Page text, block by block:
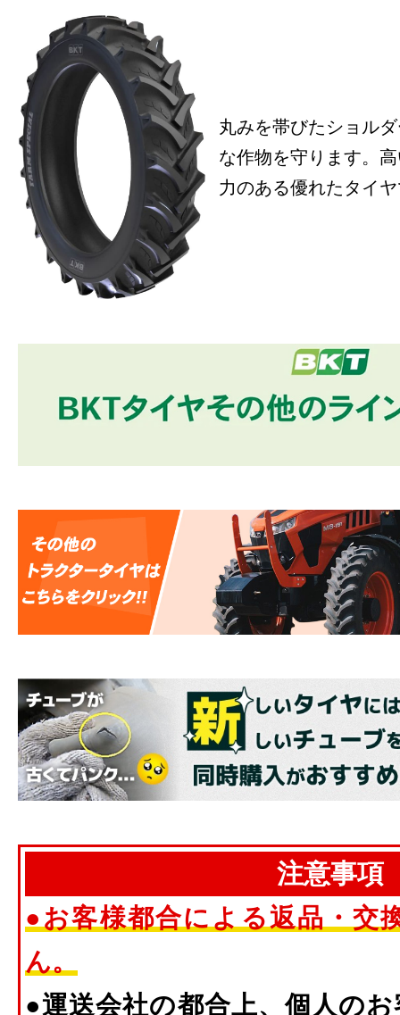
丸みを帯びたショル
な作物を守ります。
力のある優れたタイ
注意事項
●お客様都合による返品・交
ん。
●運送会社の都合上、個人の